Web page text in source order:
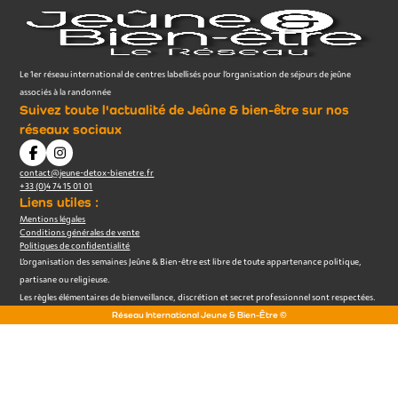
Le 1er réseau international de centres labellisés pour l’organisation de séjours de jeûne
associés à la randonnée
Suivez toute l'actualité de Jeûne & bien-être sur nos
réseaux sociaux
contact@jeune-detox-bienetre.fr
+33 (0)4 74 15 01 01
Liens utiles :
Mentions légales
Conditions générales de vente
Politiques de confidentialité
L’organisation des semaines Jeûne & Bien-être est libre de toute appartenance politique,
partisane ou religieuse.
Les règles élémentaires de bienveillance, discrétion et secret professionnel sont respectées.
Réseau International Jeune & Bien-Être ©